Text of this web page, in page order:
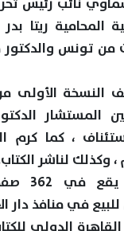
المحامية ريتا
من تونس
النسخة الأولى
المستشار
، كما كرم
وكذلك لناشر
يذكر
في منافذ دار
الدولي